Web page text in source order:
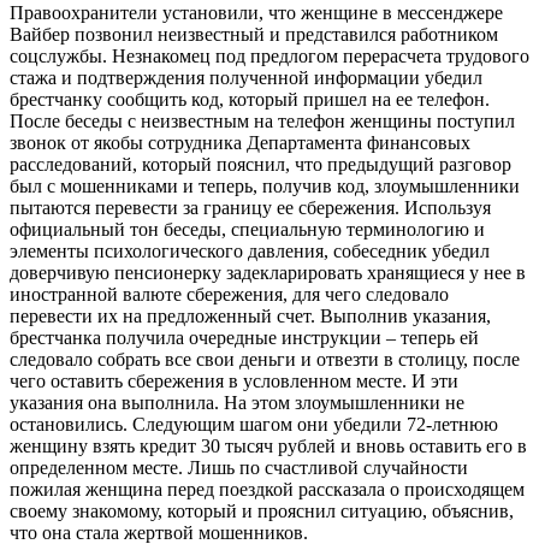
Правоохранители установили, что женщине в мессенджере
Вайбер позвонил неизвестный и представился работником
соцслужбы. Незнакомец под предлогом перерасчета трудового
стажа и подтверждения полученной информации убедил
брестчанку сообщить код, который пришел на ее телефон.
После беседы с неизвестным на телефон женщины поступил
звонок от якобы сотрудника Департамента финансовых
расследований, который пояснил, что предыдущий разговор
был с мошенниками и теперь, получив код, злоумышленники
пытаются перевести за границу ее сбережения. Используя
официальный тон беседы, специальную терминологию и
элементы психологического давления, собеседник убедил
доверчивую пенсионерку задекларировать хранящиеся у нее в
иностранной валюте сбережения, для чего следовало
перевести их на предложенный счет. Выполнив указания,
брестчанка получила очередные инструкции – теперь ей
следовало собрать все свои деньги и отвезти в столицу, после
чего оставить сбережения в условленном месте. И эти
указания она выполнила. На этом злоумышленники не
остановились. Следующим шагом они убедили 72-летнюю
женщину взять кредит 30 тысяч рублей и вновь оставить его в
определенном месте. Лишь по счастливой случайности
пожилая женщина перед поездкой рассказала о происходящем
своему знакомому, который и прояснил ситуацию, объяснив,
что она стала жертвой мошенников.